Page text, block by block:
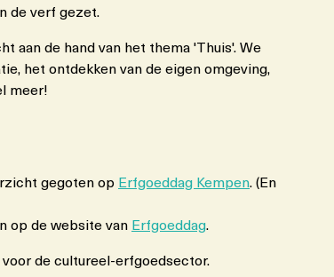
de verf gezet.
aan de hand van het thema 'Thuis'. We
het ontdekken van de eigen omgeving,
meer!
gegoten op Erfgoeddag Kempen. (En
op de website van Erfgoeddag.
voor de cultureel-erfgoedsector.